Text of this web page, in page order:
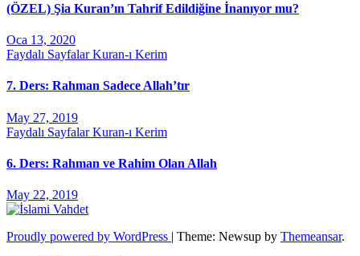
(ÖZEL) Şia Kuran’ın Tahrif Edildiğine İnanıyor mu?
Oca 13, 2020
Faydalı SayfalarKuran-ı Kerim
7. Ders: Rahman Sadece Allah’tır
May 27, 2019
Faydalı SayfalarKuran-ı Kerim
6. Ders: Rahman ve Rahim Olan Allah
May 22, 2019
Proudly powered by WordPress | Theme: Newsup by Themeansar.